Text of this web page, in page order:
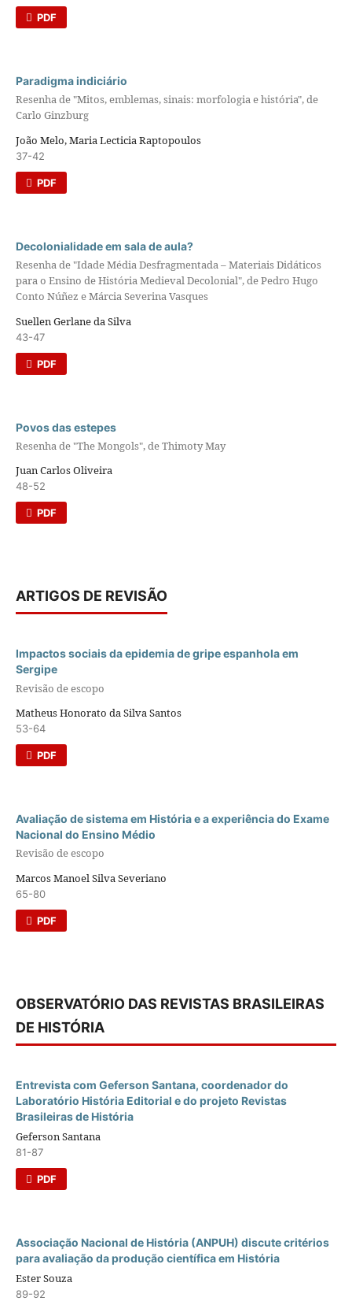
PDF
Paradigma indiciário
Resenha de "Mitos, emblemas, sinais: morfologia e história", de
Carlo Ginzburg
João Melo, Maria Lecticia Raptopoulos
37-42
PDF
Decolonialidade em sala de aula?
Resenha de "Idade Média Desfragmentada – Materiais Didáticos
para o Ensino de História Medieval Decolonial", de Pedro Hugo
Conto Núñez e Márcia Severina Vasques
Suellen Gerlane da Silva
43-47
PDF
Povos das estepes
Resenha de "The Mongols", de Thimoty May
Juan Carlos Oliveira
48-52
PDF
ARTIGOS DE REVISÃO
Impactos sociais da epidemia de gripe espanhola em
Sergipe
Revisão de escopo
Matheus Honorato da Silva Santos
53-64
PDF
Avaliação de sistema em História e a experiência do Exame
Nacional do Ensino Médio
Revisão de escopo
Marcos Manoel Silva Severiano
65-80
PDF
OBSERVATÓRIO DAS REVISTAS BRASILEIRAS
DE HISTÓRIA
Entrevista com Geferson Santana, coordenador do
Laboratório História Editorial e do projeto Revistas
Brasileiras de História
Geferson Santana
81-87
PDF
Associação Nacional de História (ANPUH) discute critérios
para avaliação da produção científica em História
Ester Souza
89-92